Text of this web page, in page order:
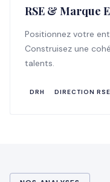
RSE & Marque
Positionnez votre
Construisez une
talents.
DRH DIRECTION RSE